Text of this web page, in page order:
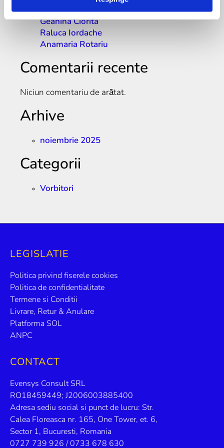
Bianca Bobu
Geanina Ciorita
Raluca Iordache
Anamaria Rotariu
Comentarii recente
Niciun comentariu de arătat.
Arhive
noiembrie 2025
Categorii
Vorbitori
LEGISLATIE
Politica privind fiserele cookies
Politica de confidentialitate
Termene si Conditii
Livrare, Retur & Anulare
Platforma SOL
ANPC
CONTACT
Evensys Consult SRL
RO18459449; J2006003885400
Adresa sediu social si punct de lucru: Str.
Calea Floreasca nr. 165, One Tower, et. 6,
Sector 1, Bucuresti, Romania
0727 739 926 / 0733 678 630